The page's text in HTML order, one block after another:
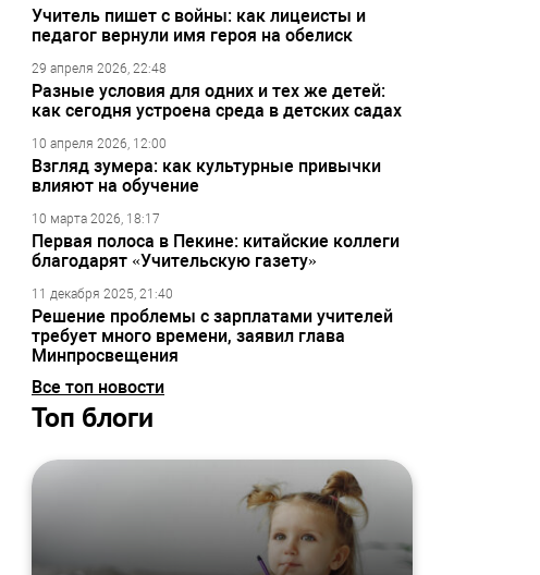
Учитель пишет с войны: как лицеисты и
педагог вернули имя героя на обелиск
29 апреля 2026, 22:48
Разные условия для одних и тех же детей:
как сегодня устроена среда в детских садах
10 апреля 2026, 12:00
Взгляд зумера: как культурные привычки
влияют на обучение
10 марта 2026, 18:17
Первая полоса в Пекине: китайские коллеги
благодарят «Учительскую газету»
11 декабря 2025, 21:40
Решение проблемы с зарплатами учителей
требует много времени, заявил глава
Минпросвещения
Все топ новости
Топ блоги